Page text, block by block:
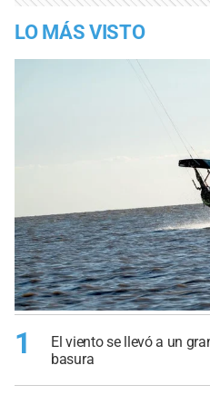
LO MÁS VISTO
1
El viento se llevó a un
basura